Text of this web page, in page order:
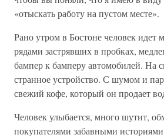
«отыскать работу на пустом месте».
Рано утром в Бостоне человек
рядами застрявших в пробках,
бампер к бамперу автомобилей. На
странное устройство. С шумом и
свежий кофе, который он продает
Человек улыбается, много шутит,
покупателями забавными